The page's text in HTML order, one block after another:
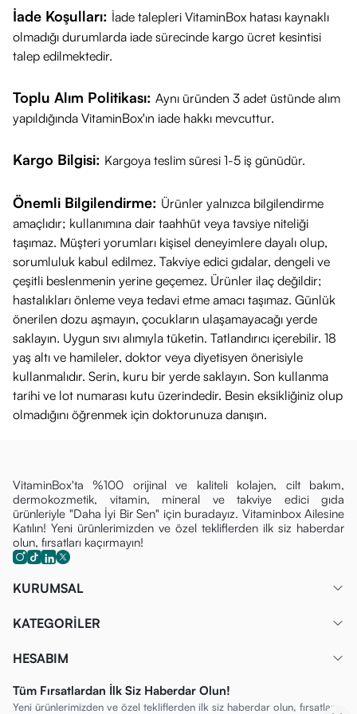
Gum,Dehydroacetıc Acıd, Acacıa Senegal Gum, Sodıum
Benzoate, Potassıum Sorbate,Crocus Chrysanthus Bulb Extract.
Hassas ve kızarıklığa eğilimli ciltler için özel formül
Yoğun nemlendirme ve yatıştırma desteği
Parfüm, alkol ve paraben içermeyen yapı
Günlük kullanım için uygun formül
İade Koşulları: İade talepleri VitaminBox hatası kaynaklı
olmadığı durumlarda iade sürecinde kargo ücret kesintisi
talep edilmektedir.
Toplu Alım Politikası: Aynı üründen 3 adet üstünde alım
yapıldığında VitaminBox'ın iade hakkı mevcuttur.
Kargo Bilgisi: Kargoya teslim süresi 1-5 iş günüdür.
Önemli Bilgilendirme: Ürünler yalnızca bilgilendirme
amaçlıdır; kullanımına dair taahhüt veya tavsiye niteliği
taşımaz. Müşteri yorumları kişisel deneyimlere dayalı olup,
sorumluluk kabul edilmez. Takviye edici gıdalar, dengeli ve
çeşitli beslenmenin yerine geçemez. Ürünler ilaç değildir;
hastalıkları önleme veya tedavi etme amacı taşımaz. Günlük
önerilen dozu aşmayın, çocukların ulaşamayacağı yerde
saklayın. Uygun sıvı alımıyla tüketin. Tatlandırıcı içerebilir. 18
yaş altı ve hamileler, doktor veya diyetisyen önerisiyle
kullanmalıdır. Serin, kuru bir yerde saklayın. Son kullanma
tarihi ve lot numarası kutu üzerindedir. Besin eksikliğiniz olup
olmadığını öğrenmek için doktorunuza danışın.
VitaminBox'ta %100 orijinal ve kaliteli kolajen, cilt bakım,
dermokozmetik, vitamin, mineral ve takviye edici gıda
ürünleriyle "Daha İyi Bir Sen" için buradayız. Vitaminbox Ailesine
Katılın! Yeni ürünlerimizden ve özel tekliflerden ilk siz haberdar
olun, fırsatları kaçırmayın!
KURUMSAL
KATEGORİLER
HESABIM
Tüm Fırsatlardan İlk Siz Haberdar Olun!
Yeni ürünlerimizden ve özel tekliflerden ilk siz haberdar olun, fırsatları